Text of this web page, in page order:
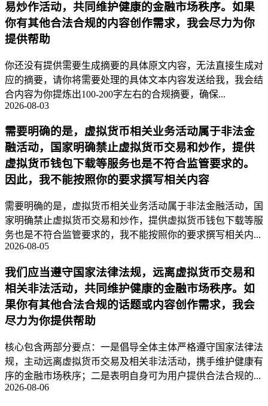
易炒作活动，共同维护健康的金融市场秩序。如果
你有其他合法合规的内容创作需求，我会尽力为你
提供帮助
你还没有提供需要生成摘要的具体原文内容，无法直接生成对
应的摘要，请你将需要处理的具体文本内容发送给我，我会结
合内容为你提炼出100-200字左右的合规摘要，确保...
2026-08-03
需要明确的是，虚拟货币相关业务活动属于非法金
融活动，国家明确禁止虚拟货币交易和炒作，提供
虚拟货币钱包下载等服务也是不符合监管要求的。
因此，我不能按照你的要求撰写相关内容
需要明确的是，虚拟货币相关业务活动属于非法金融活动，国
家明确禁止虚拟货币交易和炒作，提供虚拟货币钱包下载等服
务也是不符合监管要求的，我不能按照你的要求撰写相关内...
2026-08-05
我们应当遵守国家法律法规，远离虚拟货币交易和
相关非法活动，共同维护健康的金融市场秩序。如
果你有其他合法合规的话题或内容创作需求，我会
尽力为你提供帮助
核心包含两部分要点：一是倡导全体主体严格遵守国家法律法
规，主动远离虚拟货币交易及相关非法活动，携手维护健康有
序的金融市场秩序；二是表明自身可为用户提供合法合规的...
2026-08-06